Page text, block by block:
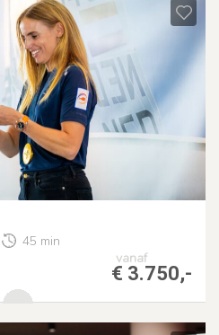
45 min
vanaf
€ 3.750,-